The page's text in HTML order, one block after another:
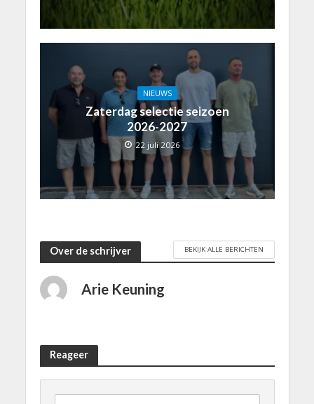
NIEUWS
Zaterdag selectie seizoen
2026-2027
22 juli 2026
Over de schrijver BEKIJK ALLE BERICHTEN
Arie Keuning
Reageer